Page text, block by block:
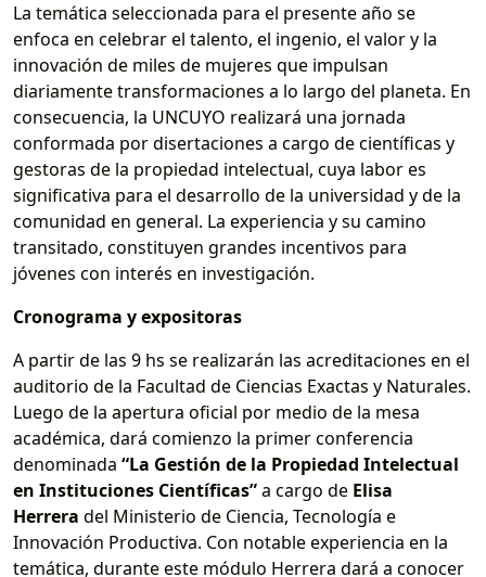
La temática seleccionada para el presente año se
enfoca en celebrar el talento, el ingenio, el valor y la
innovación de miles de mujeres que impulsan
diariamente transformaciones a lo largo del planeta. En
consecuencia, la UNCUYO realizará una jornada
conformada por disertaciones a cargo de científicas y
gestoras de la propiedad intelectual, cuya labor es
significativa para el desarrollo de la universidad y de la
comunidad en general. La experiencia y su camino
transitado, constituyen grandes incentivos para
jóvenes con interés en investigación.
Cronograma y expositoras
A partir de las 9 hs se realizarán las acreditaciones en el
auditorio de la Facultad de Ciencias Exactas y Naturales.
Luego de la apertura oficial por medio de la mesa
académica, dará comienzo la primer conferencia
denominada “La Gestión de la Propiedad Intelectual
en Instituciones Científicas”a cargo de Elisa
Herrera del Ministerio de Ciencia, Tecnología e
Innovación Productiva. Con notable experiencia en la
temática, durante este módulo Herrera dará a conocer